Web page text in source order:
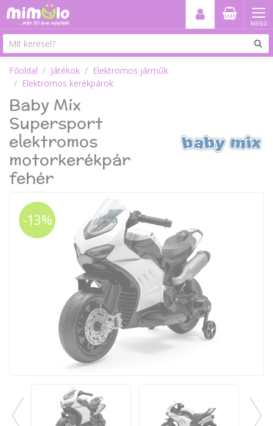
MENÜ
Főoldal Játékok
Elektromos járműk
Elektromos kerékpárok
Baby Mix
Supersport
elektromos
motorkerékpár
fehér
-13%